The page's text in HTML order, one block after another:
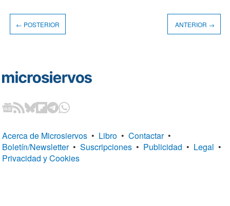
← POSTERIOR ANTERIOR →
Acerca de Microsiervos • Libro • Contactar •
Boletín/Newsletter • Suscripciones • Publicidad • Legal •
Privacidad y Cookies